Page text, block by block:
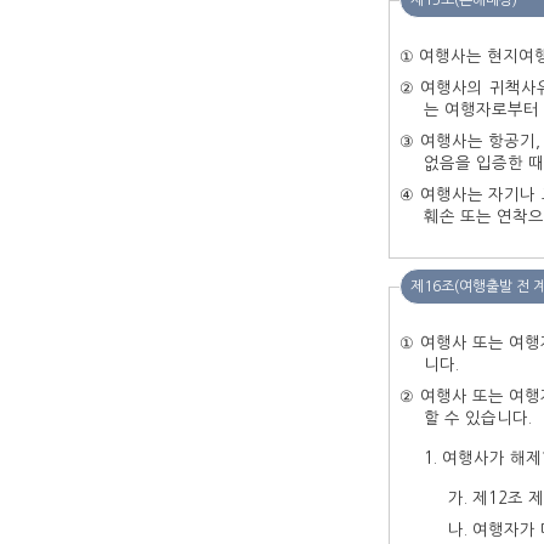
① 여행사는 현지여
② 여행사의 귀책사
는 여행자로부
③ 여행사는 항공기,
없음을 입증한
④ 여행사는 자기나
훼손 또는 연착
제16조(여행출발 전
① 여행사 또는 여행
니다.
② 여행사 또는 여행
할 수 있습니다.
여행사가 해
가. 제12조
나. 여행자가